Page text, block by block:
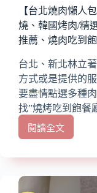
店、
劉
里
長
雞
肉
飯、
諸
羅
山
社
麵
店/
【台北燒肉懶人
燒、韓國烤肉/精
推薦、燒肉吃到
台北、新北林立
方式或是提供的
要盡情點選多種
找”燒烤吃到飽餐
閱讀全文
【台
燒
懶